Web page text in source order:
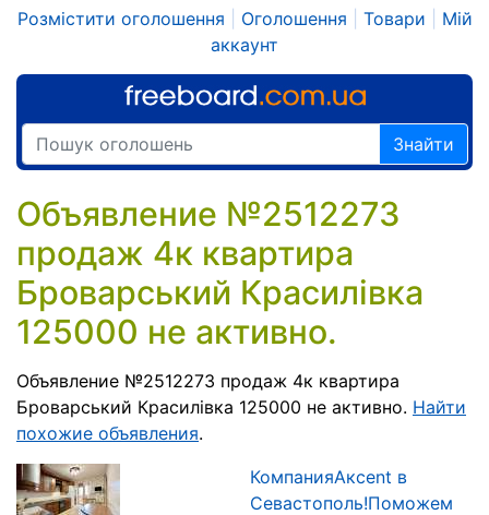
Розмістити оголошення Оголошення Товари
Мій
аккаунт
Знайти
Объявление №2512273
продаж 4к квартира
Броварський Красилівка
125000 не активно.
Объявление №2512273 продаж 4к квартира
Броварський Красилівка 125000 не активно. Найти
похожие объявления.
КомпанияАкcent в
Севастополь!Поможем